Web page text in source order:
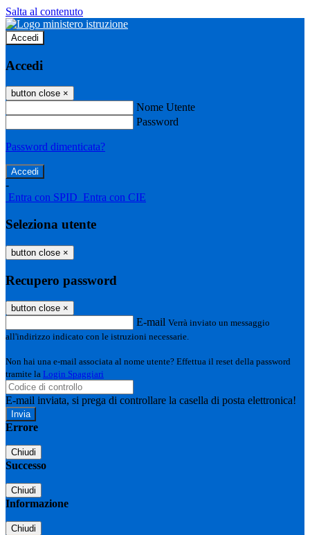
Salta al contenuto
Accedi
Accedi
button close ×
Nome Utente
Password
Password dimenticata?
-
Entra con SPID Entra con CIE
Seleziona utente
button close ×
Recupero password
button close ×
E-mail Verrà inviato un messaggio
all'indirizzo indicato con le istruzioni necessarie.
Non hai una e-mail associata al nome utente? Effettua il reset della password
tramite la Login Spaggiari
E-mail inviata, si prega di controllare la casella di posta elettronica!
Errore
Chiudi
Successo
Chiudi
Informazione
Chiudi